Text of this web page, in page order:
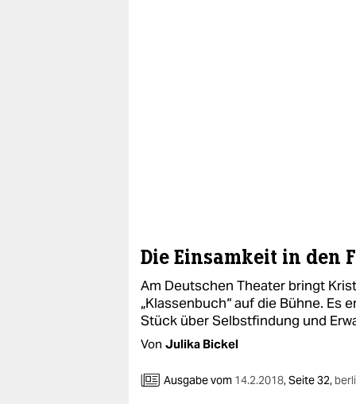
Die Einsamkeit in den
Am Deutschen Theater bringt
„Klassenbuch“ auf die Bühne. Es
Stück über Selbstfindung und
Von Julika Bickel
Ausgabe vom 14.2.2018,Seite 32,